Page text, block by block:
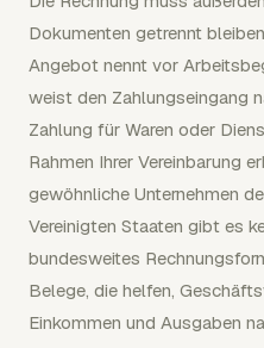
Dokumenten getrennt
Angebot nennt vor
weist den Zahlungseingang
Zahlung für Waren oder
Rahmen Ihrer Vereinbarung
gewöhnliche Unternehmen
Vereinigten Staaten gibt es
bundesweites
Belege, die helfen,
Einkommen und Ausgaben